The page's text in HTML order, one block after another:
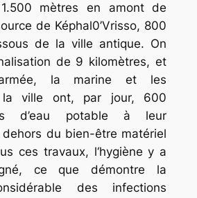
mètres en amont de
de Képhal0’Vrisso, 800
de la ville antique. On
de 9 kilomètres, et
la marine et les
la ville ont, par jour, 600
d’eau potable à leur
dehors du bien-être matériel
ces travaux, l‘hygiène y a
ce que démontre la
des infections